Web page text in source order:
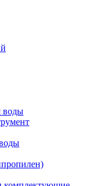
воды